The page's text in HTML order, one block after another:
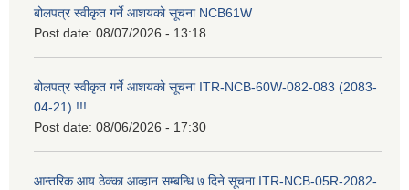
बोलपत्र स्वीकृत गर्ने आशयको सूचना NCB61W
Post date: 08/07/2026 - 13:18
बोलपत्र स्वीकृत गर्ने आशयको सूचना ITR-NCB-60W-082-083 (2083-
04-21) !!!
Post date: 08/06/2026 - 17:30
आन्तरिक आय ठेक्का आव्हान सम्बन्धि ७ दिने सूचना ITR-NCB-05R-2082-